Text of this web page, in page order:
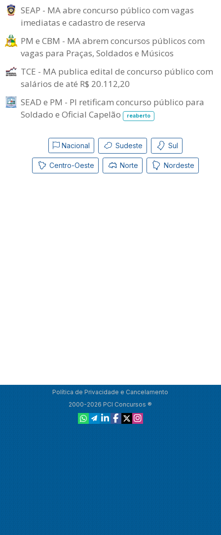
SEAP - MA abre concurso público com vagas
imediatas e cadastro de reserva
PM e CBM - MA abrem concursos públicos com
vagas para Praças, Soldados e Músicos
TCE - MA publica edital de concurso público com
salários de até R$ 20.112,20
SEAD e PM - PI retificam concurso público para
Soldado e Oficial Capelão
reaberto
Nacional Sudeste Sul
Centro-Oeste Norte Nordeste
Política de Privacidade e Cancelamento
2000-2026 PCI Concursos ®